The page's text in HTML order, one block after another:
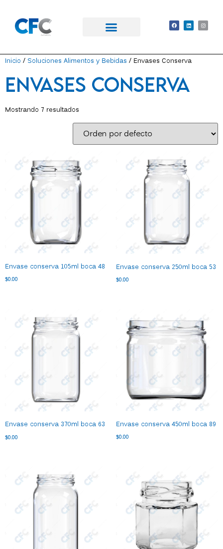
Inicio / Soluciones Alimentos y Bebidas / Envases Conserva
Envases Conserva
Mostrando 7 resultados
Envase conserva 105ml boca 48
$0.00
Envase conserva 250ml boca 53
$0.00
Envase conserva 370ml boca 63
$0.00
Envase conserva 450ml boca 89
$0.00